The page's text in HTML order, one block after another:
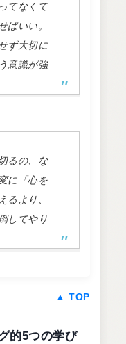
てなくて
ばいい。
ず大切に
意識が強
るの、な
に「心を
るより、
してやり
▲ TOP
的5つの学び